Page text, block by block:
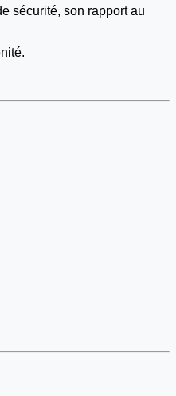
sécurité, son rapport au